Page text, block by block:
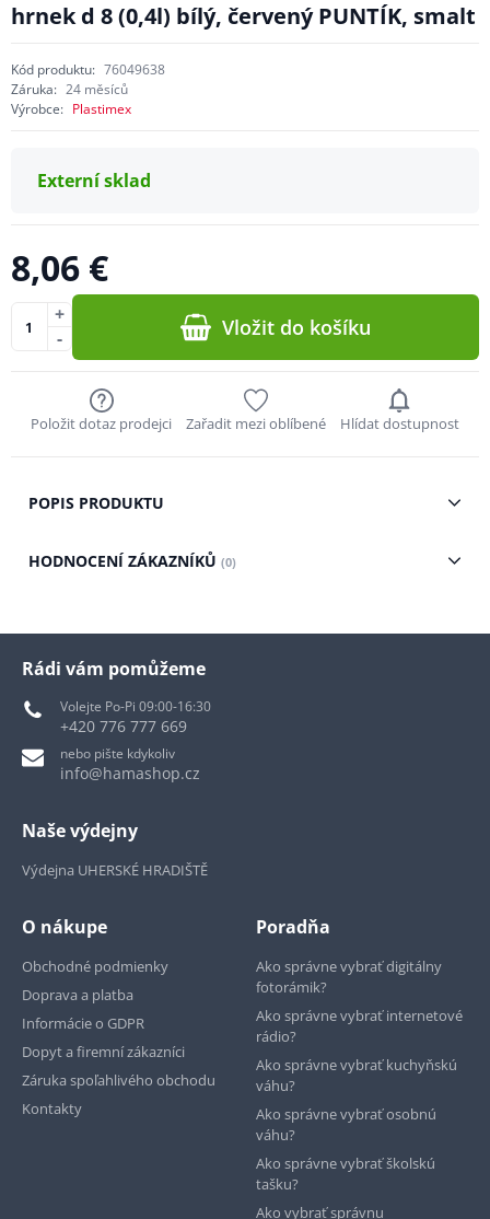
hrnek d 8 (0,4l) bílý, červený PUNTÍK, smalt
Kód produktu: 76049638
Záruka: 24 měsíců
Výrobce: Plastimex
Externí sklad
8,06 €
-
+ Vložit do košíku
Položit dotaz prodejci Zařadit mezi oblíbené Hlídat dostupnost
POPIS PRODUKTU
HODNOCENÍ ZÁKAZNÍKŮ (0)
Rádi vám pomůžeme
Volejte Po-Pi 09:00-16:30
+420 776 777 669
nebo pište kdykoliv
info@hamashop.cz
Naše výdejny
Výdejna UHERSKÉ HRADIŠTĚ
O nákupe
Obchodné podmienky
Doprava a platba
Informácie o GDPR
Dopyt a firemní zákazníci
Záruka spoľahlivého obchodu
Kontakty
Poradňa
Ako správne vybrať digitálny
fotorámik?
Ako správne vybrať internetové
rádio?
Ako správne vybrať kuchyňskú
váhu?
Ako správne vybrať osobnú
váhu?
Ako správne vybrať školskú
tašku?
Ako vybrať správnu